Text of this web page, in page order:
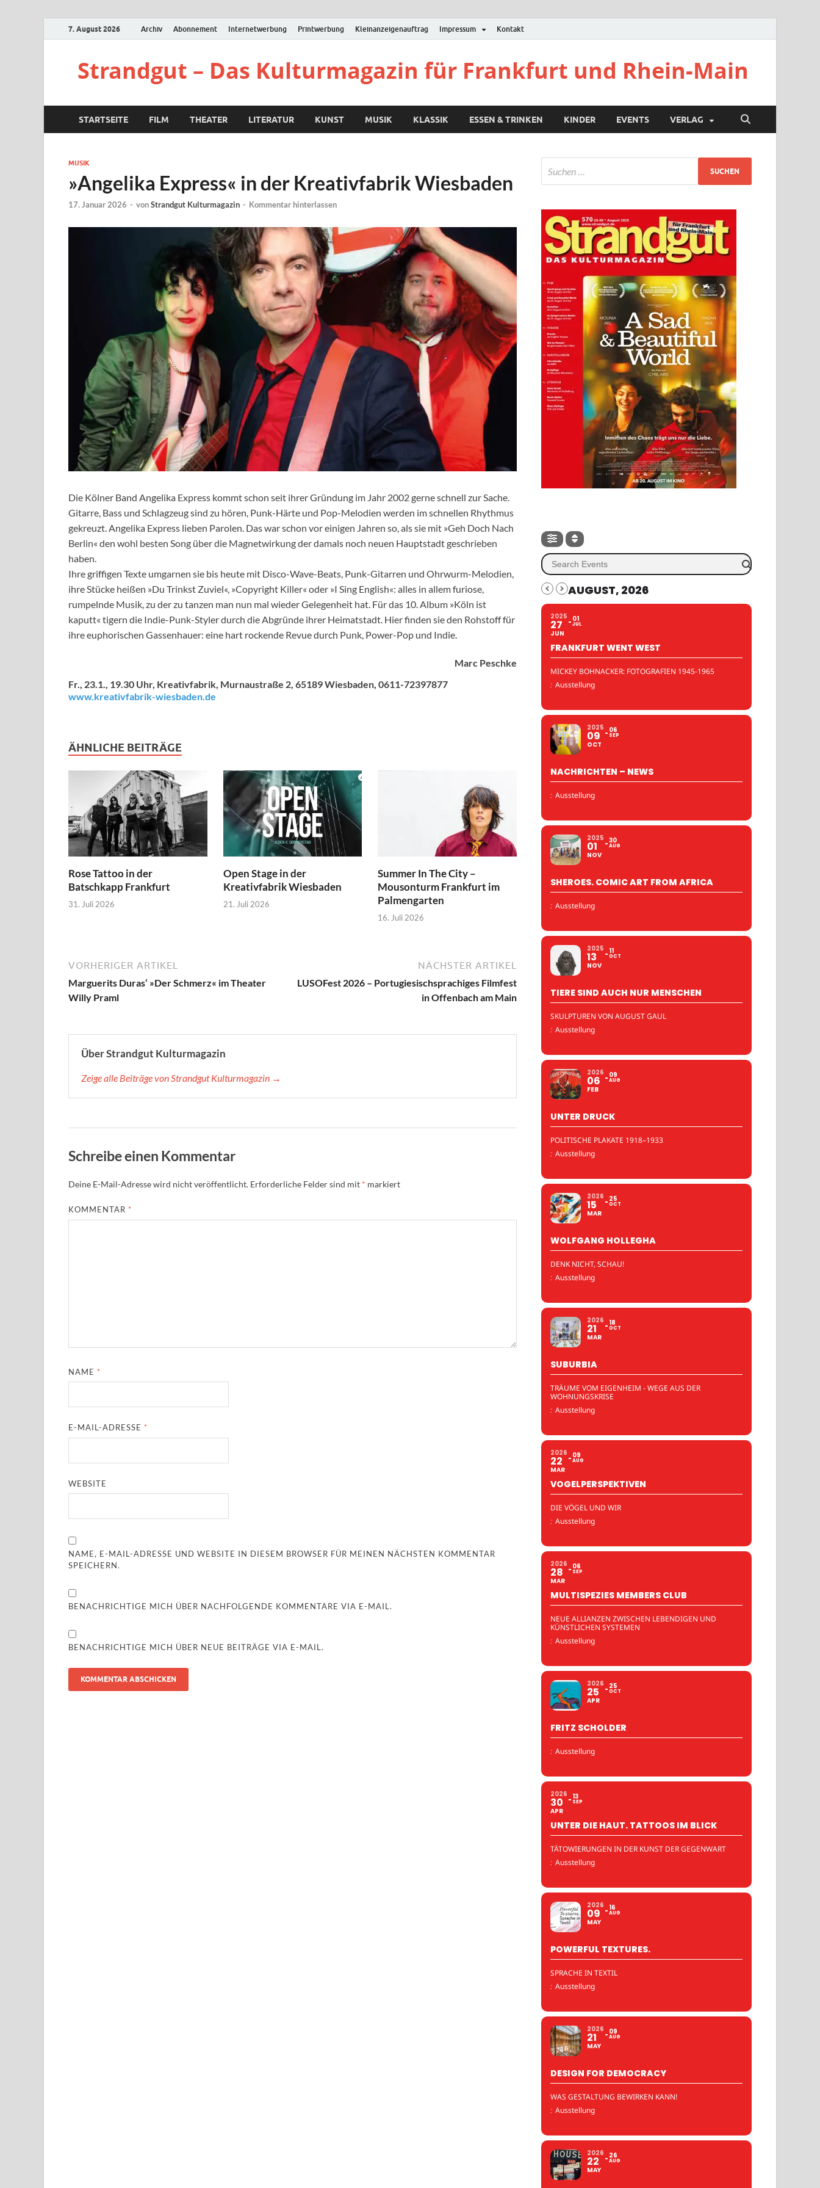
7. August 2026 Archiv Abonnement Internetwerbung Printwerbung Kleinanzeigenauftrag Impressum Kontakt
Strandgut – Das Kulturmagazin für Frankfurt und Rhein-Main
STARTSEITE FILM THEATER LITERATUR KUNST MUSIK KLASSIK ESSEN & TRINKEN KINDER EVENTS VERLAG
MUSIK
»Angelika Express« in der Kreativfabrik Wiesbaden
17. Januar 2026 - vonStrandgut Kulturmagazin - Kommentar hinterlassen
Die Kölner Band Angelika Express kommt schon seit ihrer Gründung im Jahr 2002 gerne schnell zur Sache.
Gitarre, Bass und Schlagzeug sind zu hören, Punk-Härte und Pop-Melodien werden im schnellen Rhythmus
gekreuzt. Angelika Express lieben Parolen. Das war schon vor einigen Jahren so, als sie mit »Geh Doch Nach
Berlin« den wohl besten Song über die Magnetwirkung der damals noch neuen Hauptstadt geschrieben
haben.
Ihre griffigen Texte umgarnen sie bis heute mit Disco-Wave-Beats, Punk-Gitarren und Ohrwurm-Melodien,
ihre Stücke heißen »Du Trinkst Zuviel«, »Copyright Killer« oder »I Sing English«: alles in allem furiose,
rumpelnde Musik, zu der zu tanzen man nun mal wieder Gelegenheit hat. Für das 10. Album »Köln ist
kaputt« tigern die Indie-Punk-Styler durch die Abgründe ihrer Heimatstadt. Hier finden sie den Rohstoff für
ihre euphorischen Gassenhauer: eine hart rockende Revue durch Punk, Power-Pop und Indie.
Marc Peschke
Fr., 23.1., 19.30 Uhr, Kreativfabrik, Murnaustraße 2, 65189 Wiesbaden, 0611-72397877
www.kreativfabrik-wiesbaden.de
ÄHNLICHE BEITRÄGE
Rose Tattoo in der
Batschkapp Frankfurt
31. Juli 2026
Open Stage in der
Kreativfabrik Wiesbaden
21. Juli 2026
Summer In The City –
Mousonturm Frankfurt im
Palmengarten
16. Juli 2026
VORHERIGER ARTIKEL
Marguerits Duras‘ »Der Schmerz« im Theater
Willy Praml
NÄCHSTER ARTIKEL
LUSOFest 2026 – Portugiesischsprachiges Filmfest
in Offenbach am Main
Über Strandgut Kulturmagazin
Zeige alle Beiträge von Strandgut Kulturmagazin →
Schreibe einen Kommentar
Deine E-Mail-Adresse wird nicht veröffentlicht. Erforderliche Felder sind mit * markiert
KOMMENTAR *
NAME *
E-MAIL-ADRESSE *
WEBSITE
NAME, E-MAIL-ADRESSE UND WEBSITE IN DIESEM BROWSER FÜR MEINEN NÄCHSTEN KOMMENTAR
SPEICHERN.
BENACHRICHTIGE MICH ÜBER NACHFOLGENDE KOMMENTARE VIA E-MAIL.
BENACHRICHTIGE MICH ÜBER NEUE BEITRÄGE VIA E-MAIL.
AUGUST, 2026
2025
27
JUN
01
JUL
FRANKFURT WENT WEST
MICKEY BOHNACKER: FOTOGRAFIEN 1945-1965
: Ausstellung
2025
09
OCT
06
SEP
NACHRICHTEN – NEWS
: Ausstellung
2025
01
NOV
30
AUG
SHEROES. COMIC ART FROM AFRICA
: Ausstellung
2025
13
NOV
11
OCT
TIERE SIND AUCH NUR MENSCHEN
SKULPTUREN VON AUGUST GAUL
: Ausstellung
2026
06
FEB
09
AUG
UNTER DRUCK
POLITISCHE PLAKATE 1918–1933
: Ausstellung
2026
15
MAR
25
OCT
WOLFGANG HOLLEGHA
DENK NICHT, SCHAU!
: Ausstellung
2026
21
MAR
18
OCT
SUBURBIA
TRÄUME VOM EIGENHEIM - WEGE AUS DER
WOHNUNGSKRISE
: Ausstellung
2026
22
MAR
09
AUG
VOGELPERSPEKTIVEN
DIE VÖGEL UND WIR
: Ausstellung
2026
28
MAR
06
SEP
MULTISPEZIES MEMBERS CLUB
NEUE ALLIANZEN ZWISCHEN LEBENDIGEN UND
KÜNSTLICHEN SYSTEMEN
: Ausstellung
2026
25
APR
25
OCT
FRITZ SCHOLDER
: Ausstellung
2026
30
APR
13
SEP
UNTER DIE HAUT. TATTOOS IM BLICK
TÄTOWIERUNGEN IN DER KUNST DER GEGENWART
: Ausstellung
2026
09
MAY
16
AUG
POWERFUL TEXTURES.
SPRACHE IN TEXTIL
: Ausstellung
2026
21
MAY
09
AUG
DESIGN FOR DEMOCRACY
WAS GESTALTUNG BEWIRKEN KANN!
: Ausstellung
2026
22
MAY
26
AUG